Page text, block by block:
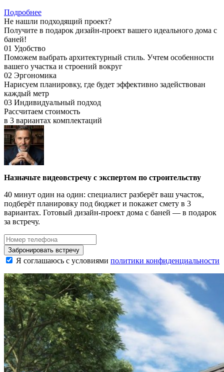
Подробнее
Не нашли подходящий проект?
Получите в подарок дизайн-проект вашего идеального дома с
баней!
01 Удобство
Поможем выбрать архитектурный стиль. Учтем особенности
вашего участка и строений вокруг
02 Эргономика
Нарисуем планировку, где будет эффективно задействован
каждый метр
03 Индивидуальный подход
Рассчитаем стоимость
в 3 вариантах комплектаций
Назначьте видеовстречу с экспертом по строительству
40 минут один на один: специалист разберёт ваш участок,
подберёт планировку под бюджет и покажет смету в 3
вариантах. Готовый дизайн-проект дома с баней — в подарок
за встречу.
Забронировать встречу
Я соглашаюсь с условиями политики конфиденциальности